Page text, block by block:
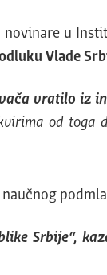
u
Vlade
vratilo iz
od toga
Srbije“,